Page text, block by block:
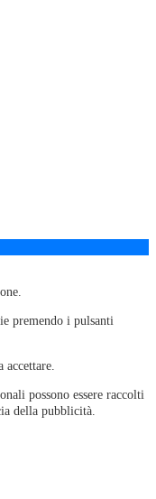
premendo i pulsanti
possono essere raccolti
della pubblicità.